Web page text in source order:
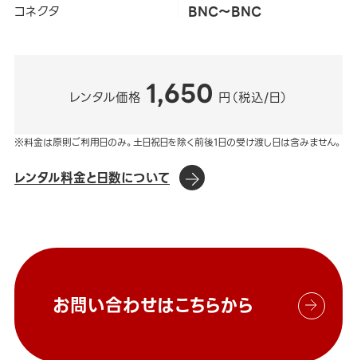
コネクタ BNC～BNC
レンタル価格 1,650 円（税込/日）
※料金は原則ご利用日のみ。土日祝日を除く前後1日の受け渡し日は含みません。
レンタル料金と日数について
お問い合わせはこちらから